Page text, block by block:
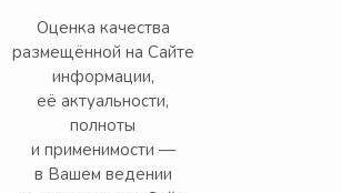
Оценка качества
размещённой на Сайте
информации,
её актуальности,
полноты
и применимости —
в Вашем ведении